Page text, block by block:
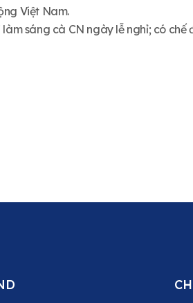
Việt Nam.
sáng cà CN ngày lễ nghỉ; có